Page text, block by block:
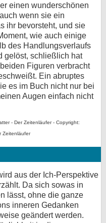
einen wunderschönen
wenn sie ein
ihr bevorsteht, und sie
wie auch einige
des Handlungsverlaufs
gelöst, schließlich hat
Figuren verbracht
Ein abruptes
es im Buch nicht nur bei
Augen einfach nicht
Zeitenläufer
aus der Ich-Perspektive
Da sich sowas in
lässt, ohne die ganze
inneren Gedanken
geändert werden.